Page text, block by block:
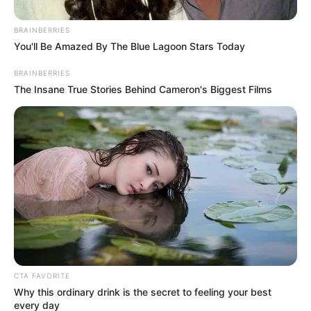
Familias tendrán reserva de agua:
CAR entregará kits gratuitos para
protegerse de la sequía
BRAINBERRIES
You'll Be Amazed By The Blue Lagoon Stars Today
BRAINBERRIES
The Insane True Stories Behind Cameron's Biggest Films
CTA FAVORITE
Why this ordinary drink is the secret to feeling your best
every day